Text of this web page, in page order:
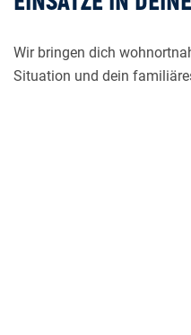
Wir bringen dich
Situation und dein